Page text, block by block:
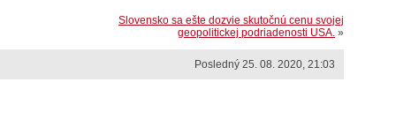
Slovensko sa ešte dozvie skutočnú cenu svojej
geopolitickej podriadenosti USA. »
Posledný 25. 08. 2020, 21:03